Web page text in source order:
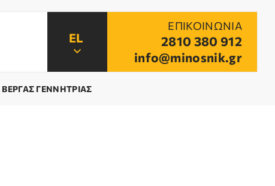
ΕΠΙΚΟΙΝΩΝΙΑ
2810 380 912
info@minosnik.gr
ΒΕΡΓΑΣ ΓΕΝΝΗΤΡΙΑΣ